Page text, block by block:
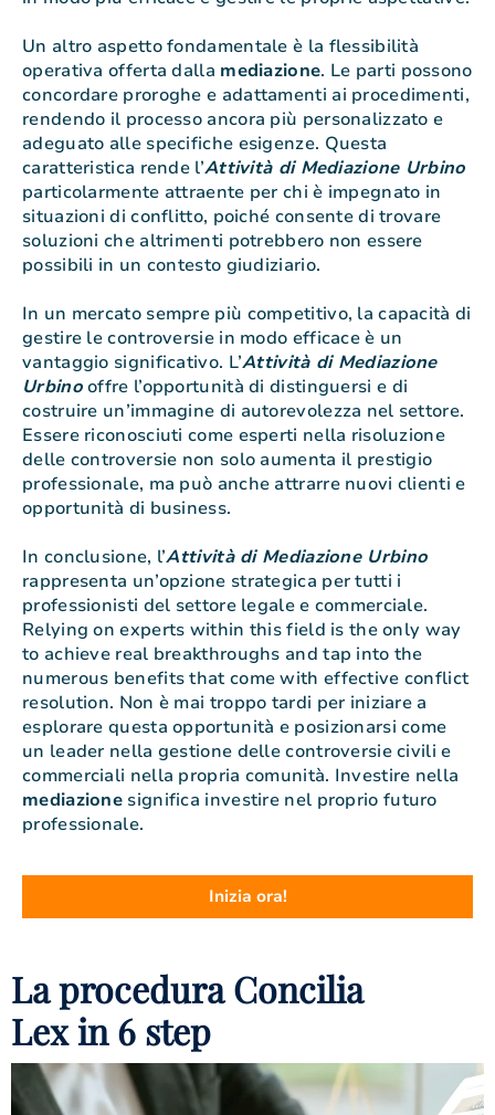
Un altro aspetto fondamentale è la flessibilità
operativa offerta dalla mediazione. Le parti possono
concordare proroghe e adattamenti ai procedimenti,
rendendo il processo ancora più personalizzato e
adeguato alle specifiche esigenze. Questa
caratteristica rende l’Attività di Mediazione Urbino
particolarmente attraente per chi è impegnato in
situazioni di conflitto, poiché consente di trovare
soluzioni che altrimenti potrebbero non essere
possibili in un contesto giudiziario.
In un mercato sempre più competitivo, la capacità di
gestire le controversie in modo efficace è un
vantaggio significativo. L’Attività di Mediazione
Urbinooffre l’opportunità di distinguersi e di
costruire un’immagine di autorevolezza nel settore.
Essere riconosciuti come esperti nella risoluzione
delle controversie non solo aumenta il prestigio
professionale, ma può anche attrarre nuovi clienti e
opportunità di business.
In conclusione, l’Attività di Mediazione Urbino
rappresenta un’opzione strategica per tutti i
professionisti del settore legale e commerciale.
Relying on experts within this field is the only way
to achieve real breakthroughs and tap into the
numerous benefits that come with effective conflict
resolution. Non è mai troppo tardi per iniziare a
esplorare questa opportunità e posizionarsi come
un leader nella gestione delle controversie civili e
commerciali nella propria comunità. Investire nella
mediazione significa investire nel proprio futuro
professionale.
Inizia ora!
La procedura Concilia
Lex in 6 step